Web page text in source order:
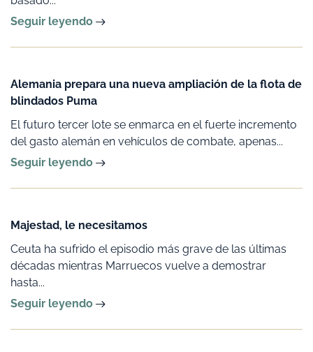
Seguir leyendo
Alemania prepara una nueva ampliación de la flota de
blindados Puma
El futuro tercer lote se enmarca en el fuerte incremento
del gasto alemán en vehículos de combate, apenas...
Seguir leyendo
Majestad, le necesitamos
Ceuta ha sufrido el episodio más grave de las últimas
décadas mientras Marruecos vuelve a demostrar
hasta...
Seguir leyendo